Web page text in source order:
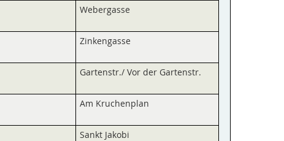
Webergasse
Zinkengasse
Gartenstr./ Vor der Gartenstr.
Am Kruchenplan
Sankt Jakobi